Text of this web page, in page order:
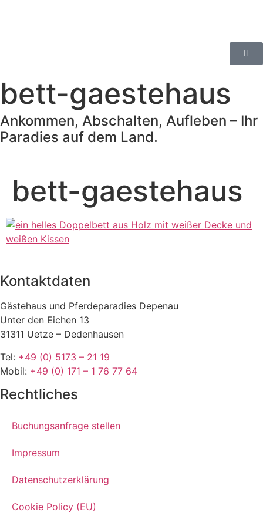
bett-gaestehaus
Ankommen, Abschalten, Aufleben – Ihr
Paradies auf dem Land.
bett-gaestehaus
Kontaktdaten
Gästehaus und Pferdeparadies Depenau
Unter den Eichen 13
31311 Uetze – Dedenhausen
Tel: +49 (0) 5173 – 21 19
Mobil: +49 (0) 171 – 1 76 77 64
Rechtliches
Buchungsanfrage stellen
Impressum
Datenschutzerklärung
Cookie Policy (EU)